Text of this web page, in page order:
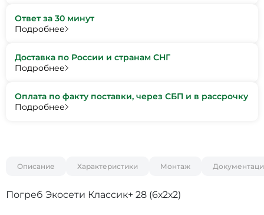
Ответ за 30 минут
Подробнее
Доставка по России и странам СНГ
Подробнее
Оплата по факту поставки, через СБП и в рассрочку
Подробнее
Описание Характеристики Монтаж
Погреб Экосети Классик+ 28 (6х2х2)